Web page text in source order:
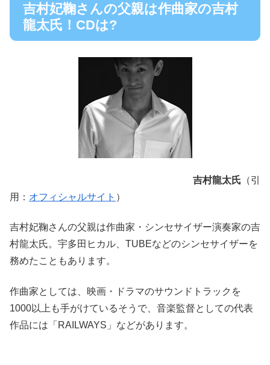
吉村妃鞠さんの父親は作曲家の吉村
龍太氏！CDは?
吉村龍太氏 （引
用： オフィシャルサイト ）
吉村妃鞠さんの父親は作曲家・シンセサイザー演奏家の吉
村龍太氏。宇多田ヒカル、TUBEなどのシンセサイザーを
務めたこともあります。
作曲家としては、映画・ドラマのサウンドトラックを
1000以上も手がけているそうで、音楽監督としての代表
作品には「RAILWAYS」などがあります。